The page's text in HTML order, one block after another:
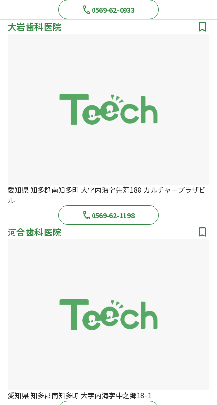
0569-62-0933
大岩歯科医院
愛知県 知多郡南知多町 大字内海字先苅188 カルチャープラザビ
ル
0569-62-1198
河合歯科医院
愛知県 知多郡南知多町 大字内海字中之郷18-1